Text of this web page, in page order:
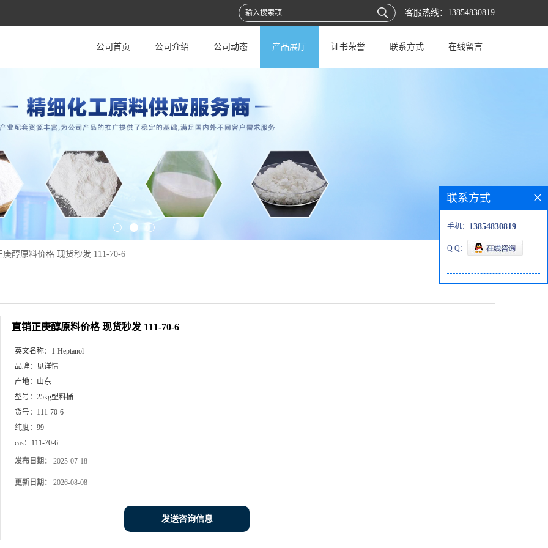
客服热线： 13854830819
公司首页 公司介绍 公司动态 产品展厅 证书荣誉 联系方式 在线留言
庚醇原料价格 现货秒发 111-70-6
直销正庚醇原料价格 现货秒发 111-70-6
英文名称： 1-Heptanol
品牌：
见详情
产地： 山东
型号： 25kg塑料桶
货号： 111-70-6
纯度： 99
cas： 111-70-6
发布日期： 2025-07-18
更新日期： 2026-08-08
发送咨询信息
联系方式
手机： 13854830819
Q Q：